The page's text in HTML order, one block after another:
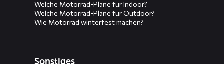
Welche Motorrad-Plane für Indoor?
Welche Motorrad-Plane für Outdoor?
Wie Motorrad winterfest machen?
Sonstiges